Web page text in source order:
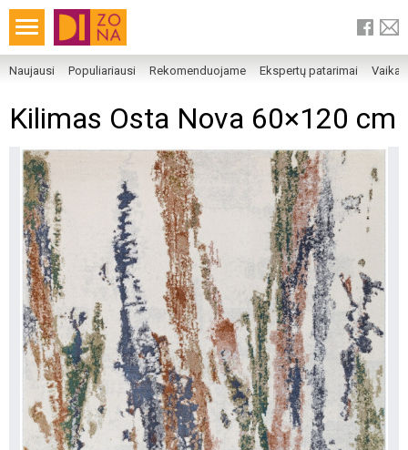
Naujausi Populiariausi Rekomenduojame Ekspertų patarimai
Kilimas Osta Nova 60×120 cm